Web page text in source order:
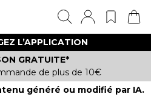
L’APPLICATION
GRATUITE*
de plus de 10€
généré ou modifié par IA.